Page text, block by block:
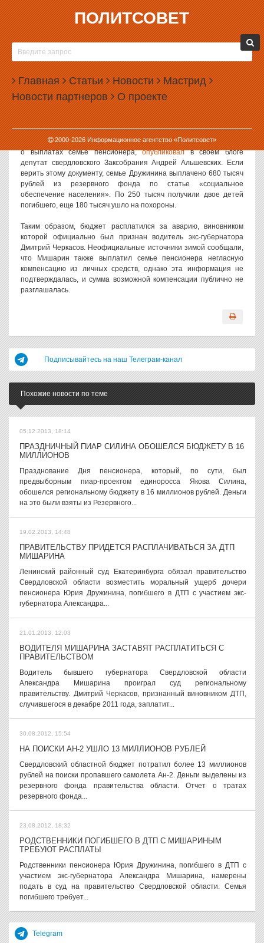
ПОЛИТСОВЕТ
Главная Статьи Новости Мастрид
Новости партнеров О проекте
2000-2026Информационное агентство «Политсовет»
20.08.2012, 13:36
ЗА ДТП МИШАРИНА РАСПЛАТИЛСЯ
ОБЛАСТНОЙ БЮДЖЕТ
Бюджет Свердловской области выплатил 680 тысяч рублей семье
пенсионера Юрия Дружинина, погибшего в ДТП с участием экс-
губернатора Александра Мишарина. Эти деньги были взяты из
резервного фонда областного правительства.
Письмо председателя правительства, в котором рассказывается
о выплатах семье пенсионера,опубликовалв своем блоге
депутат свердловского Заксобрания Андрей Альшевских. Если
верить этому документу, семье Дружинина выплачено 680 тысяч
рублей из резервного фонда по статье «социальное
обеспечение населения». По 250 тысяч получили двое детей
погибшего, еще 180 тысяч ушло на похороны.
Таким образом, бюджет расплатился за аварию, виновником
которой официально был признан водитель экс-губернатора
Дмитрий Черкасов. Неофициальные источники зимой сообщали,
что Мишарин также выплатил семье пенсионера негласную
компенсацию из личных средств, однако эта информация не
подтверждалась, и сумма возможной компенсации публично не
разглашалась.
Подписывайтесь на наш Телеграм-канал
Похожие новости по теме
05.12.2013, 18:14
ПРАЗДНИЧНЫЙ ПИАР СИЛИНА ОБОШЕЛСЯ БЮДЖЕТУ В 16
МИЛЛИОНОВ
Празднование Дня пенсионера, который, по сути, был
предвыборным пиар-проектом единоросса Якова Силина,
обошелся региональному бюджету в 16 миллионов рублей. Деньги
на это были взяты из Резервного...
19.02.2013, 14:48
ПРАВИТЕЛЬСТВУ ПРИДЕТСЯ РАСПЛАЧИВАТЬСЯ ЗА ДТП
МИШАРИНА
Ленинский районный суд Екатеринбурга обязал правительство
Свердловской области возместить моральный ущерб дочери
пенсионера Юрия Дружинина, погибшего в ДТП с участием экс-
губернатора Александра...
21.01.2013, 12:03
ВОДИТЕЛЯ МИШАРИНА ЗАСТАВЯТ РАСПЛАТИТЬСЯ С
ПРАВИТЕЛЬСТВОМ
Водитель бывшего губернатора Свердловской области
Александра Мишарина проиграл суд региональному
правительству. Дмитрий Черкасов, признанный виновником ДТП,
случившегося в декабре 2011 года, заплатит...
30.08.2012, 15:54
НА ПОИСКИ АН-2 УШЛО 13 МИЛЛИОНОВ РУБЛЕЙ
Свердловский областной бюджет потратил более 13 миллионов
рублей на поиски пропавшего самолета Ан-2. Деньги выделены из
резервного фонда правительства области. Отчет о тратах
резервного фонда...
23.08.2012, 18:32
РОДСТВЕННИКИ ПОГИБШЕГО В ДТП С МИШАРИНЫМ
ТРЕБУЮТ РАСПЛАТЫ
Родственники пенсионера Юрия Дружинина, погибшего в ДТП с
участием экс-губернатора Александра Мишарина, намерены
подать в суд на правительство Свердловской области. Семья
погибшего требует...
Telegram